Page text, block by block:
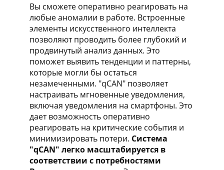
Вы сможете оперативно реагировать на
любые аномалии в работе. Встроенные
элементы искусственного интеллекта
позволяют проводить более глубокий и
продвинутый анализ данных. Это
поможет выявить тенденции и паттерны,
которые могли бы остаться
незамеченными. "qCAN" позволяет
настраивать мгновенные уведомления,
включая уведомления на смартфоны. Это
дает возможность оперативно
реагировать на критические события и
минимизировать потери. Система
"qCAN" легко масштабируется в
соответствии с потребностями